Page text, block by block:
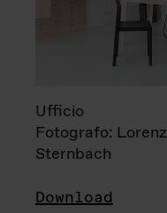
Ufficio
Fotografo: Lorenz
Sternbach
Download